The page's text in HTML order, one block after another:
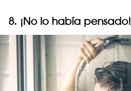
8. ¡No lo había pensado!